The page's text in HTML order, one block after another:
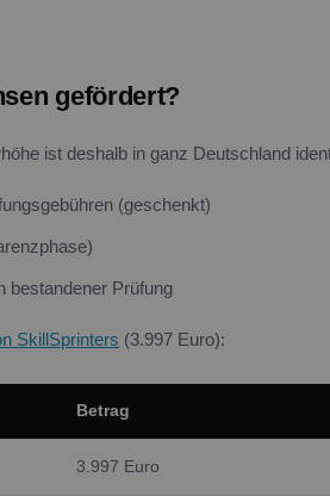
gefördert?
ist deshalb in ganz Deutschland
(geschenkt)
bestandener Prüfung
SkillSprinters (3.997 Euro):
Betrag
3.997 Euro